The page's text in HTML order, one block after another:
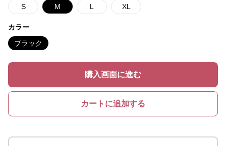
S M L XL
カラー
ブラック
購入画面に進む
カートに追加する